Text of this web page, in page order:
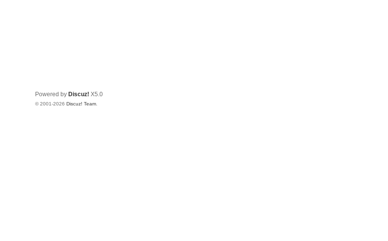
Powered by Discuz! X5.0
© 2001-2026 Discuz! Team